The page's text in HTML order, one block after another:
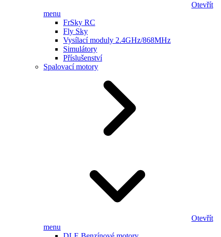
Otevřít
menu
FrSky RC
Fly Sky
Vysílací moduly 2.4GHz/868MHz
Simulátory
Příslušenství
Spalovací motory
Otevřít
menu